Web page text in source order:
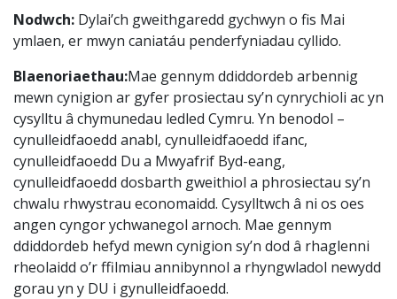
Nodwch: Dylai’ch gweithgaredd gychwyn o fis Mai
ymlaen, er mwyn caniatáu penderfyniadau cyllido.
Blaenoriaethau:Mae gennym ddiddordeb arbennig
mewn cynigion ar gyfer prosiectau sy’n cynrychioli ac yn
cysylltu â chymunedau ledled Cymru. Yn benodol –
cynulleidfaoedd anabl, cynulleidfaoedd ifanc,
cynulleidfaoedd Du a Mwyafrif Byd-eang,
cynulleidfaoedd dosbarth gweithiol a phrosiectau sy’n
chwalu rhwystrau economaidd. Cysylltwch â ni os oes
angen cyngor ychwanegol arnoch. Mae gennym
ddiddordeb hefyd mewn cynigion sy’n dod â rhaglenni
rheolaidd o’r ffilmiau annibynnol a rhyngwladol newydd
gorau yn y DU i gynulleidfaoedd.